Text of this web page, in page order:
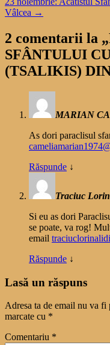
Vâlcea →
2 comentarii la „
SFÂNTULUI
(TSALIKIS)
MARIAN
As dori paraclisul
Răspunde ↓
Traciuc
Si eu as dori
se poate, va rog!
email
Răspunde ↓
Lasă un răspuns
Adresa ta de email nu va fi
marcate cu *
Comentariu *